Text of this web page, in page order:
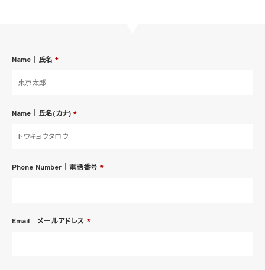
Name｜氏名 *
Name｜氏名(カナ) *
Phone Number｜電話番号 *
Email｜メールアドレス *